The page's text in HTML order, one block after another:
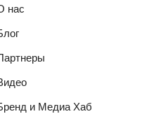
нас
и Медиа Хаб